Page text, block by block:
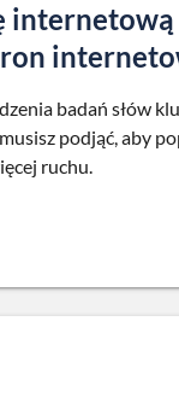
badań słów
podjąć, aby
ruchu.